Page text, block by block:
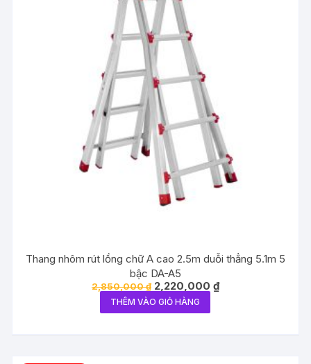
Thang nhôm rút lồng chữ A cao 2.5m duỗi thẳng 5.1m 5
bậc DA-A5
2,850,000₫ Giá
gốc
là:
2,850,000 ₫.
2,220,000 ₫Giá
hiện
THÊM VÀO GIỎ HÀNG